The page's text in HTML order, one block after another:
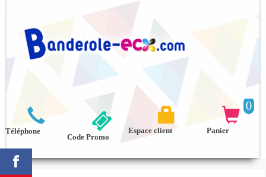


Téléphone
0

Panier

Espace client
Code Promo